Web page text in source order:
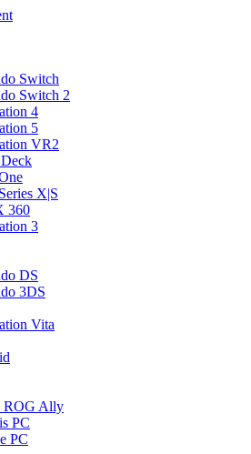
Switch
Switch 2
4
5
VR2
Deck
X|S
360
3
DS
3DS
Vita
ROG Ally
PC
PC